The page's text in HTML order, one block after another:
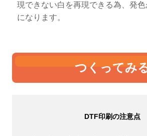
現できない白を再現できる為、発
になります。
つくってみ
DTF印刷の注意点